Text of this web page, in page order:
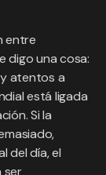
entre
digo una cosa:
atentos a
está ligada
Si la
del día, el
ser